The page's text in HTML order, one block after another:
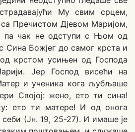
Му свим срцем,
са Пречистом Дјевом Маријом,
па чак не одступи с Њом од
Сина Божјег до самог крста и
крстом усињен од Господа
Јер Господ висећи на
и ученика кога љубљаше
Својој: жено, ето ти сина!
ето ти матере! И од онога
себи (Јн. 19, 25-27). И имаше је